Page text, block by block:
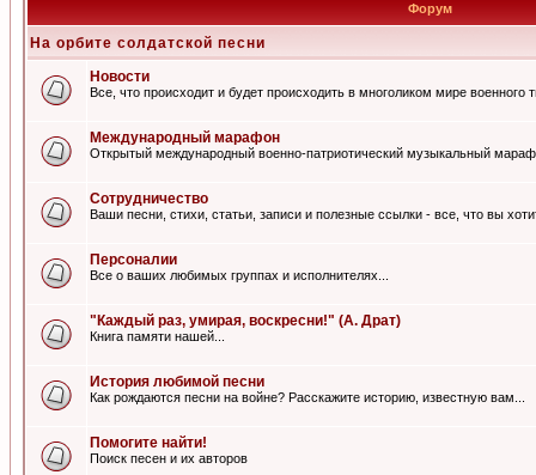
Форум
На орбите солдатской песни
Новости
Все, что происходит и будет происходить в многоликом мире военного
Международный марафон
Открытый международный военно-патриотический музыкальный
Сотрудничество
Ваши песни, стихи, статьи, записи и полезные ссылки - все, что вы
Персоналии
Все о ваших любимых группах и исполнителях...
"Каждый раз, умирая, воскресни!" (А. Драт)
Книга памяти нашей...
История любимой песни
Как рождаются песни на войне? Расскажите историю, известную вам...
Помогите найти!
Поиск песен и их авторов